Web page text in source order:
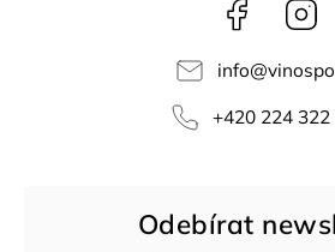
Facebook
info@
+420 224 322
Odebírat